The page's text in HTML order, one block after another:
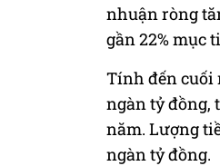
nhuận ròng
gần 22% mục
Tính đến cuối
ngàn tỷ đồng,
năm. Lượng
ngàn tỷ đồng.